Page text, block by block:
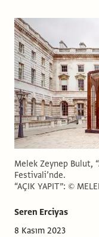
Seren Erciyas
8 Kasım 2023
Melek Zeynep Bulut,
Festivali’nde.
“AÇIK YAPIT”: ©